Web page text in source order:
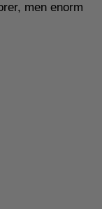
men enorm